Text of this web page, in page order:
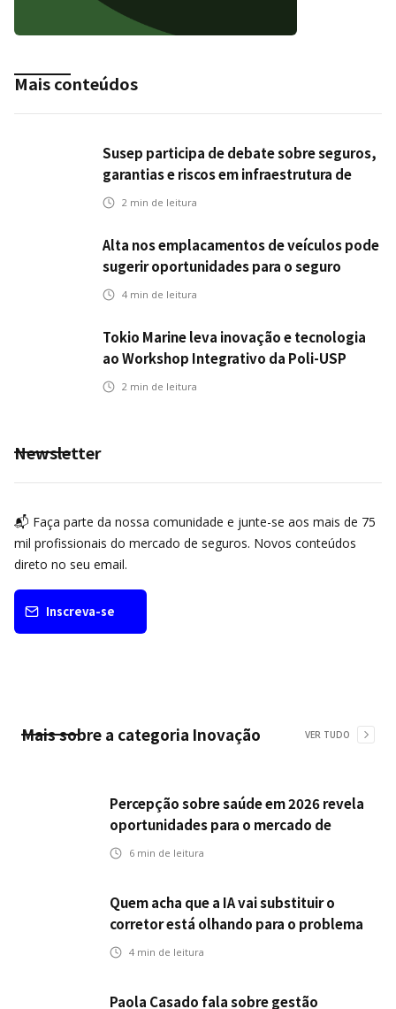
Mais conteúdos
Susep participa de debate sobre seguros,
garantias e riscos em infraestrutura de
transportes
2 min de leitura
Alta nos emplacamentos de veículos pode
sugerir oportunidades para o seguro
automotivo
4 min de leitura
Tokio Marine leva inovação e tecnologia
ao Workshop Integrativo da Poli-USP
2 min de leitura
Newsletter
📬 Faça parte da nossa comunidade e junte-se aos mais de 75
mil profissionais do mercado de seguros. Novos conteúdos
direto no seu email.
Inscreva-se
Mais sobre a categoria Inovação VER TUDO
Percepção sobre saúde em 2026 revela
oportunidades para o mercado de
seguros ampliar cobertura e prevenção
6 min de leitura
Quem acha que a IA vai substituir o
corretor está olhando para o problema
errado
4 min de leitura
Paola Casado fala sobre gestão